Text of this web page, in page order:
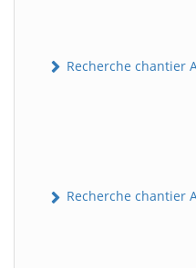
Recherche chantier
Recherche chantier